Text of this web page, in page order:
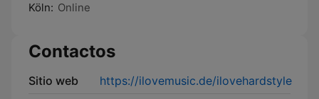
Köln: Online
Contactos
Sitio web
https://ilovemusic.de/ilovehardstyle